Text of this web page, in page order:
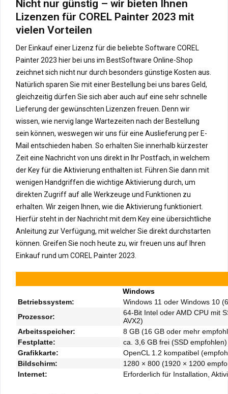
Nicht nur günstig – wir bieten Ihnen
Lizenzen für COREL Painter 2023 mit
vielen Vorteilen
Der Einkauf einer Lizenz für die beliebte Software COREL
Painter 2023 hier bei uns im BestSoftware Online-Shop
zeichnet sich nicht nur durch besonders günstige Kosten aus.
Natürlich sparen Sie mit einer Bestellung bei uns bares Geld,
gleichzeitig dürfen Sie sich aber auch auf eine sehr schnelle
Lieferung der gewünschten Lizenzen freuen. Denn wir
wissen, wie nervig lange Wartezeiten nach der Bestellung
sein können, weswegen wir uns für eine Auslieferung per E-
Mail entschieden haben. So erhalten Sie innerhalb kürzester
Zeit eine Nachricht von uns direkt in Ihr Postfach, in welchem
der Key für die Aktivierung enthalten ist. Führen Sie dann mit
wenigen Handgriffen die wichtige Aktivierung durch, um
direkten Zugriff auf alle Werkzeuge und Funktionen zu
erhalten. Wir zeigen Ihnen, wie die Aktivierung funktioniert.
Hierfür steht in der Nachricht mit dem Key eine übersichtliche
Anleitung zur Verfügung, mit welcher Sie direkt durchstarten
können. Greifen Sie noch heute zu, wir freuen uns auf Ihren
Einkauf rund um COREL Painter 2023.
Windows
Betriebssystem:
Windows 11 oder Windows 10
Prozessor:
64-Bit Intel oder AMD CPU mit
AVX2)
Arbeitsspeicher:
8 GB (16 GB oder mehr
Festplatte:
ca. 3,6 GB frei (SSD empfohlen)
Grafikkarte:
OpenCL 1.2 kompatibel
Bildschirm:
1280 × 800 (1920 × 1200
Internet:
Erforderlich für Installation,